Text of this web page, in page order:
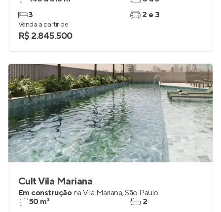
3
2 e 3
Venda a partir de
R$ 2.845.500
Cult Vila Mariana
Em construçãona Vila Mariana,São Paulo
50 m²
2